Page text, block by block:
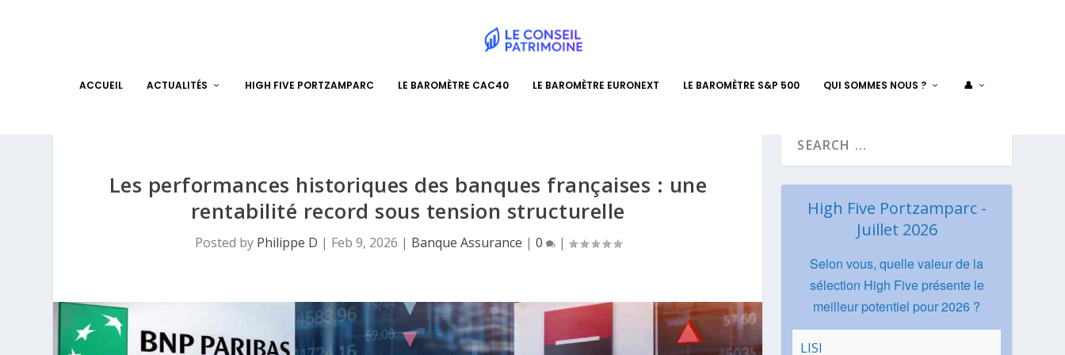
ACCUEIL ACTUALITÉS HIGH FIVE PORTZAMPARC LE BAROMÈTRE CAC40 LE BAROMÈTRE EURONEXT LE BAROMÈTRE S&P 500 QUI SOMMES NOUS ? 👤
Les performances historiques des banques françaises : une
rentabilité record sous tension structurelle
Posted by Philippe D | Feb 9, 2026 | Banque Assurance | 0 |
High Five Portzamparc -
Juillet 2026
Selon vous, quelle valeur de la
sélection High Five présente le
meilleur potentiel pour 2026 ?
LISI